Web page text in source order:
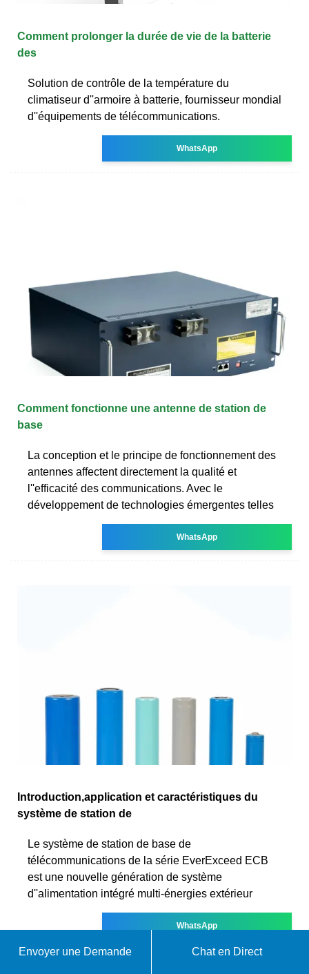
Comment prolonger la durée de vie de la batterie
des
Solution de contrôle de la température du
climatiseur d''armoire à batterie, fournisseur mondial
d''équipements de télécommunications.
WhatsApp
Comment fonctionne une antenne de station de
base
La conception et le principe de fonctionnement des
antennes affectent directement la qualité et
l''efficacité des communications. Avec le
développement de technologies émergentes telles
WhatsApp
Introduction,application et caractéristiques du
système de station de
Le système de station de base de
télécommunications de la série EverExceed ECB
est une nouvelle génération de système
d''alimentation intégré multi-énergies extérieur
WhatsApp
Envoyer une Demande Chat en Direct